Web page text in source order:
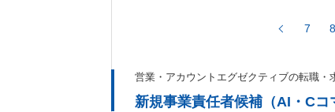
Dreamweaver
MAYA
7 8
営業・アカウントエグゼクティブの転職・
新規事業責任者候補（AI・Cコ